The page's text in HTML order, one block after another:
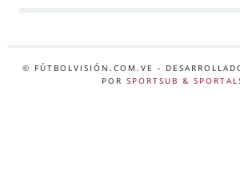
© FÚTBOLVISIÓN.COM.VE -
POR SPORTSUB &